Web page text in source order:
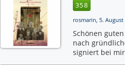
358
rosmarin, 5.
Schönen
nach
signiert bei